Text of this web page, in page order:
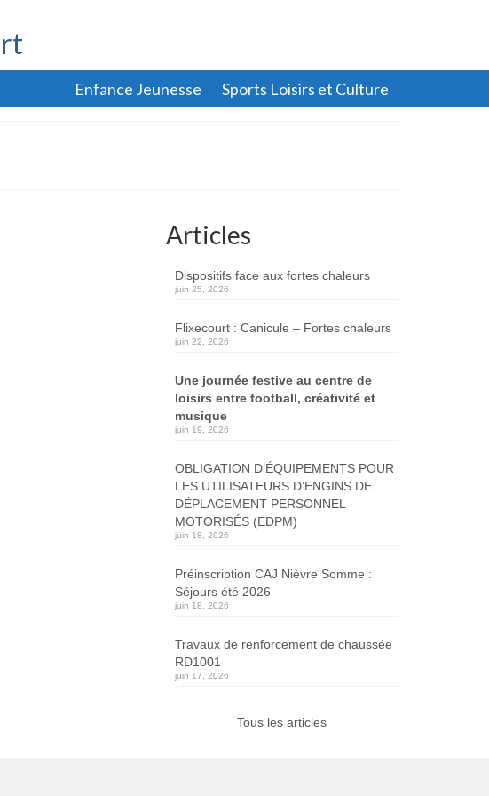
Enfance Jeunesse Sports Loisirs et Culture
Articles
Dispositifs face aux fortes chaleurs
juin 25, 2026
Flixecourt : Canicule – Fortes chaleurs
juin 22, 2026
Une journée festive au centre de
loisirs entre football, créativité et
musique
juin 19, 2026
OBLIGATION D’ÉQUIPEMENTS POUR
LES UTILISATEURS D’ENGINS DE
DÉPLACEMENT PERSONNEL
MOTORISÉS (EDPM)
juin 18, 2026
Préinscription CAJ Nièvre Somme :
Séjours été 2026
juin 18, 2026
Travaux de renforcement de chaussée
RD1001
juin 17, 2026
Tous les articles